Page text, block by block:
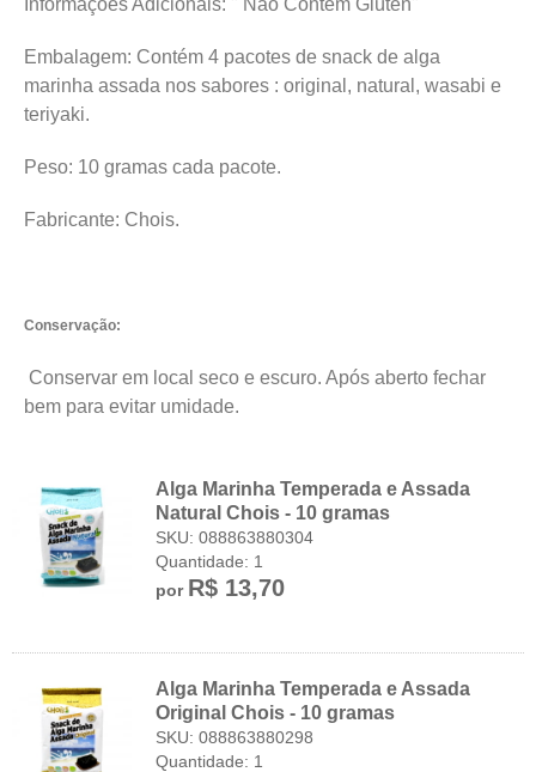
Embalagem: Contém 4 pacotes de snack de alga
marinha assada nos sabores : original, natural, wasabi e
teriyaki.
Peso: 10 gramas cada pacote.
Fabricante: Chois.
Conservação:
Conservar em local seco e escuro. Após aberto fechar
bem para evitar umidade.
Alga Marinha Temperada e Assada
Natural Chois - 10 gramas
SKU: 088863880304
Quantidade: 1
por R$ 13,70
Alga Marinha Temperada e Assada
Original Chois - 10 gramas
SKU: 088863880298
Quantidade: 1